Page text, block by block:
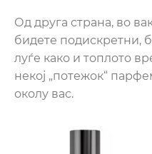
Од друга страна, во
бидете подискретни,
луѓе како и топлото
некој „потежок“
околу вас.